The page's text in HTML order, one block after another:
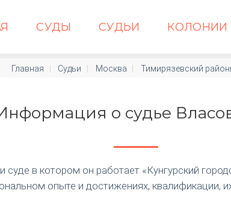
СУДЫ СУДЬИ КОЛОНИИ
Главная Судьи Москва Тимирязевский
о судье
в котором он работает «Кунгурский
опыте и достижениях, квалификации,